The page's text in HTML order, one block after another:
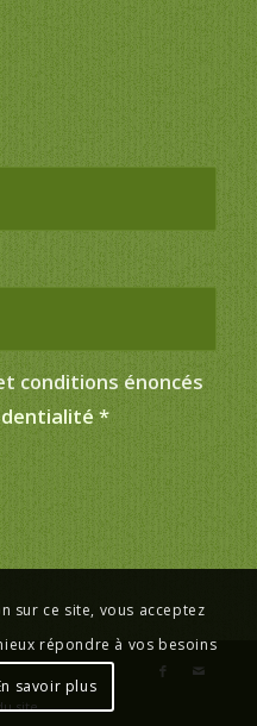
conditions énoncés
*
site
sur ce site, vous acceptez
répondre à vos besoins
savoir plus